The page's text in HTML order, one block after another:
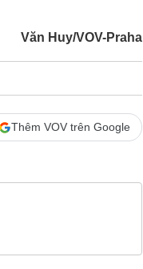
Văn Huy/VOV-Praha
Thêm VOV trên Google